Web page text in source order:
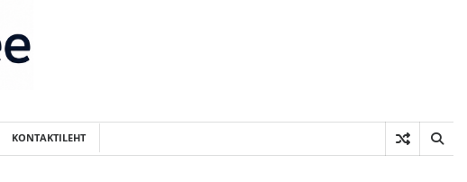
KONTAKTILEHT